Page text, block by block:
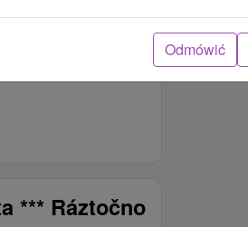
*** Ráztočno
Odmówić